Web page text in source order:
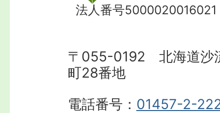
法人番号5000020016021
〒055-0192 北海道沙
町28番地
電話番号： 01457-2-